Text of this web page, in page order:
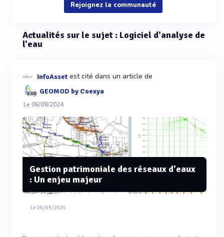
Rejoignez la communauté
Actualités sur le sujet : Logiciel d'analyse de
l'eau
InfoAsset est cité dans un article de
GEOMOD by Coexya
Le 06/09/2024
Gestion patrimoniale des réseaux d'eaux
: Un enjeu majeur
Le 06/09/2024